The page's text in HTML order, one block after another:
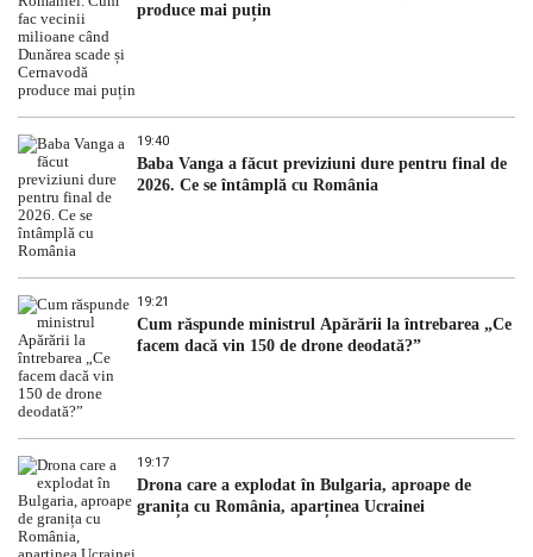
produce mai puțin
19:40
Baba Vanga a făcut previziuni dure pentru final de
2026. Ce se întâmplă cu România
19:21
Cum răspunde ministrul Apărării la întrebarea „Ce
facem dacă vin 150 de drone deodată?”
19:17
Drona care a explodat în Bulgaria, aproape de
granița cu România, aparținea Ucrainei